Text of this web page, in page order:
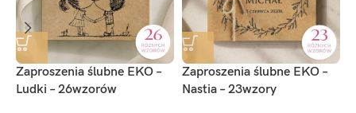
Wzory dostępne do wyboru w kreatorze
Zaproszenia ślubne EKO –
Ludki – 26wzorów
Zaproszenia ślubne EKO –
Nastia – 23wzory